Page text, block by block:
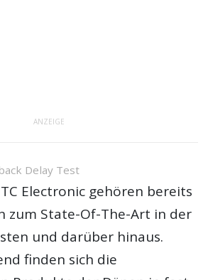
ANZEIGE
Delay Test
Electronic gehören bereits
zum State-Of-The-Art in der
und darüber hinaus.
finden sich die